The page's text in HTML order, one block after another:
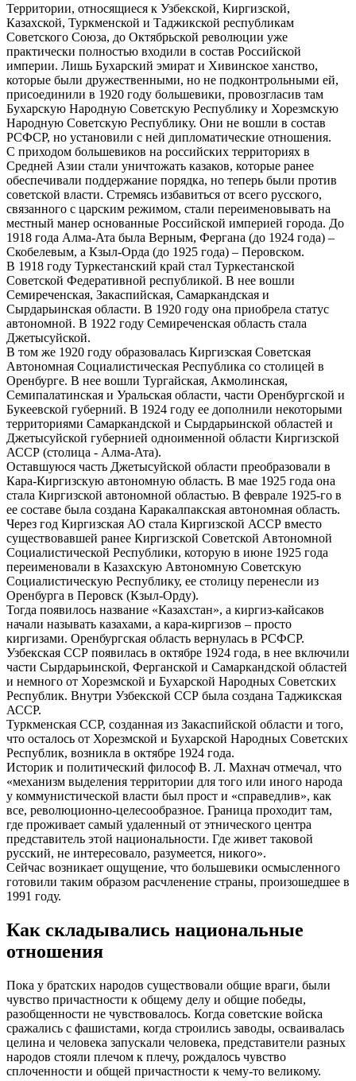
Территории, относящиеся к Узбекской, Киргизской,
Казахской, Туркменской и Таджикской республикам
Советского Союза, до Октябрьской революции уже
практически полностью входили в состав Российской
империи. Лишь Бухарский эмират и Хивинское ханство,
которые были дружественными, но не подконтрольными ей,
присоединили в 1920 году большевики, провозгласив там
Бухарскую Народную Советскую Республику и Хорезмскую
Народную Советскую Республику. Они не вошли в состав
РСФСР, но установили с ней дипломатические отношения.
С приходом большевиков на российских территориях в
Средней Азии стали уничтожать казаков, которые ранее
обеспечивали поддержание порядка, но теперь были против
советской власти. Стремясь избавиться от всего русского,
связанного с царским режимом, стали переименовывать на
местный манер основанные Российской империей города. До
1918 года Алма-Ата была Верным, Фергана (до 1924 года) –
Скобелевым, а Кзыл-Орда (до 1925 года) – Перовском.
В 1918 году Туркестанский край стал Туркестанской
Советской Федеративной республикой. В нее вошли
Семиреченская, Закаспийская, Самаркандская и
Сырдарьинская области. В 1920 году она приобрела статус
автономной. В 1922 году Семиреченская область стала
Джетысуйской.
В том же 1920 году образовалась Киргизская Советская
Автономная Социалистическая Республика со столицей в
Оренбурге. В нее вошли Тургайская, Акмолинская,
Семипалатинская и Уральская области, части Оренбургской и
Букеевской губерний. В 1924 году ее дополнили некоторыми
территориями Самаркандской и Сырдарьинской областей и
Джетысуйской губернией одноименной области Киргизской
АССР (столица - Алма-Ата).
Оставшуюся часть Джетысуйской области преобразовали в
Кара-Киргизскую автономную область. В мае 1925 года она
стала Киргизской автономной областью. В феврале 1925-го в
ее составе была создана Каракалпакская автономная область.
Через год Киргизская АО стала Киргизской АССР вместо
существовавшей ранее Киргизской Советской Автономной
Социалистической Республики, которую в июне 1925 года
переименовали в Казахскую Автономную Советскую
Социалистическую Республику, ее столицу перенесли из
Оренбурга в Перовск (Кзыл-Орду).
Тогда появилось название «Казахстан», а киргиз-кайсаков
начали называть казахами, а кара-киргизов – просто
киргизами. Оренбургская область вернулась в РСФСР.
Узбекская ССР появилась в октябре 1924 года, в нее включили
части Сырдарьинской, Ферганской и Самаркандской областей
и немного от Хорезмской и Бухарской Народных Советских
Республик. Внутри Узбекской ССР была создана Таджикская
АССР.
Туркменская ССР, созданная из Закаспийской области и того,
что осталось от Хорезмской и Бухарской Народных Советских
Республик, возникла в октябре 1924 года.
Историк и политический философ В. Л. Махнач отмечал, что
«механизм выделения территории для того или иного народа
у коммунистической власти был прост и «справедлив», как
все, революционно-целесообразное. Граница проходит там,
где проживает самый удаленный от этнического центра
представитель этой национальности. Где живет таковой
русский, не интересовало, разумеется, никого».
Сейчас возникает ощущение, что большевики осмысленного
готовили таким образом расчленение страны, произошедшее в
1991 году.
Как складывались национальные
отношения
Пока у братских народов существовали общие враги, были
чувство причастности к общему делу и общие победы,
разобщенности не чувствовалось. Когда советские войска
сражались с фашистами, когда строились заводы, осваивалась
целина и человека запускали человека, представители разных
народов стояли плечом к плечу, рождалось чувство
сплоченности и общей причастности к чему-то великому.